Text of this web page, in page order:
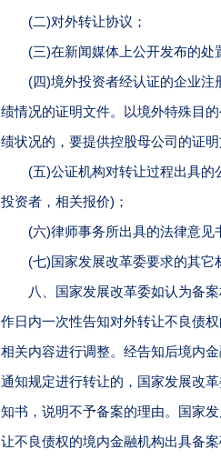
(二)对外转让协议；
(三)在新闻媒体上公开发布的处
(四)境外投资者经认证的企业
绩情况的证明文件。以境外特殊目
绩状况的，要提供控股母公司的证明
(五)公证机构对转让过程出具
投资者，相关报价)；
(六)律师事务所出具的法律意见
(七)国家发展改革委要求的其它
八、国家发展改革委如认为备案
作日内一次性告知对外转让不良债
相关内容进行调整。经告知后境内
通知规定进行转让的，国家发展改
知书，说明不予备案的理由。国家
让不良债权的境内金融机构出具备案